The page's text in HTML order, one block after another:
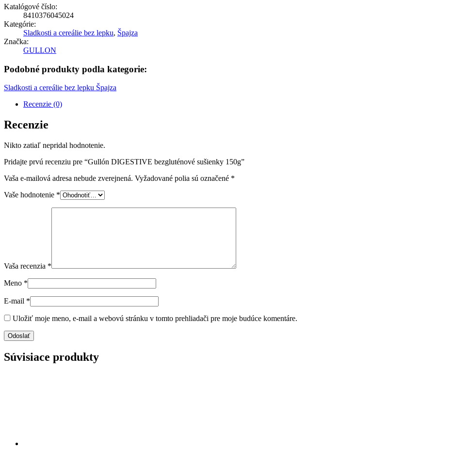
Katalógové číslo:
8410376045024
Kategórie:
Sladkosti a cereálie bez lepku, Špajza
Značka:
GULLON
Podobné produkty podla kategorie:
Sladkosti a cereálie bez lepku Špajza
Recenzie (0)
Recenzie
Nikto zatiaľ nepridal hodnotenie.
Pridajte prvú recenziu pre “Gullón DIGESTIVE bezgluténové sušienky 150g”
Vaša e-mailová adresa nebude zverejnená. Vyžadované polia sú označené *
Vaše hodnotenie *
Vaša recenzia *
Meno *
E-mail *
Uložiť moje meno, e-mail a webovú stránku v tomto prehliadači pre moje budúce komentáre.
Súvisiace produkty